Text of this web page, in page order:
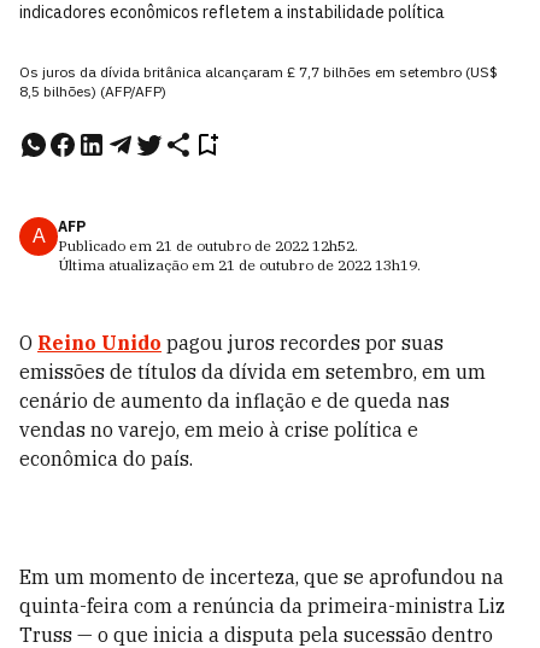
indicadores econômicos refletem a instabilidade política
Os juros da dívida britânica alcançaram £ 7,7 bilhões em setembro (US$
8,5 bilhões) (AFP/AFP)
A
AFP
Publicado em 21 de outubro de 2022 12h52.
Última atualização em 21 de outubro de 2022 13h19.
O Reino Unido pagou juros recordes por suas
emissões de títulos da dívida em setembro, em um
cenário de aumento da inflação e de queda nas
vendas no varejo, em meio à crise política e
econômica do país.
Em um momento de incerteza, que se aprofundou na
quinta-feira com a renúncia da primeira-ministra Liz
Truss — o que inicia a disputa pela sucessão dentro